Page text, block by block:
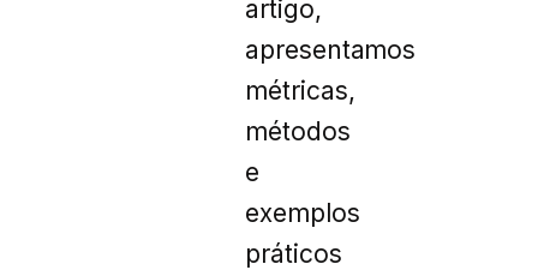
artigo,
apresentamos
métricas,
métodos
e
exemplos
práticos